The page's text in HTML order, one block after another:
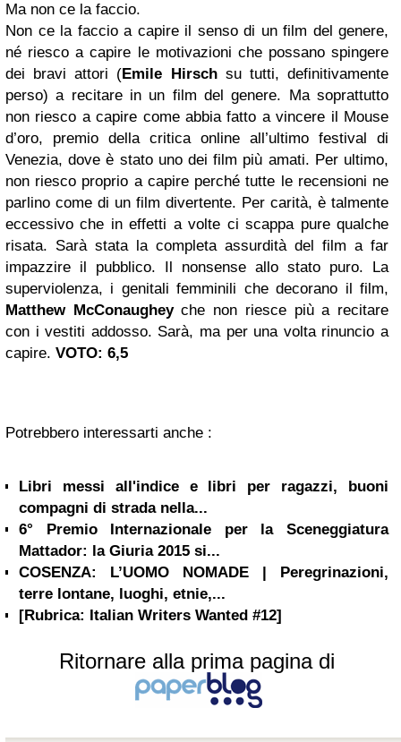
Ma non ce la faccio.
Non ce la faccio a capire il senso di un film del genere,
né riesco a capire le motivazioni che possano spingere
dei bravi attori (Emile Hirschsu tutti, definitivamente
perso) a recitare in un film del genere. Ma soprattutto
non riesco a capire come abbia fatto a vincere il Mouse
d’oro, premio della critica online all’ultimo festival di
Venezia, dove è stato uno dei film più amati. Per ultimo,
non riesco proprio a capire perché tutte le recensioni ne
parlino come di un film divertente. Per carità, è talmente
eccessivo che in effetti a volte ci scappa pure qualche
risata. Sarà stata la completa assurdità del film a far
impazzire il pubblico. Il nonsense allo stato puro. La
superviolenza, i genitali femminili che decorano il film,
Matthew McConaugheyche non riesce più a recitare
con i vestiti addosso. Sarà, ma per una volta rinuncio a
capire. VOTO: 6,5
Potrebbero interessarti anche :
Libri messi all'indice e libri per ragazzi, buoni
compagni di strada nella...
6° Premio Internazionale per la Sceneggiatura
Mattador: la Giuria 2015 si...
COSENZA: L’UOMO NOMADE | Peregrinazioni,
terre lontane, luoghi, etnie,...
[Rubrica: Italian Writers Wanted #12]
Ritornare alla prima pagina di